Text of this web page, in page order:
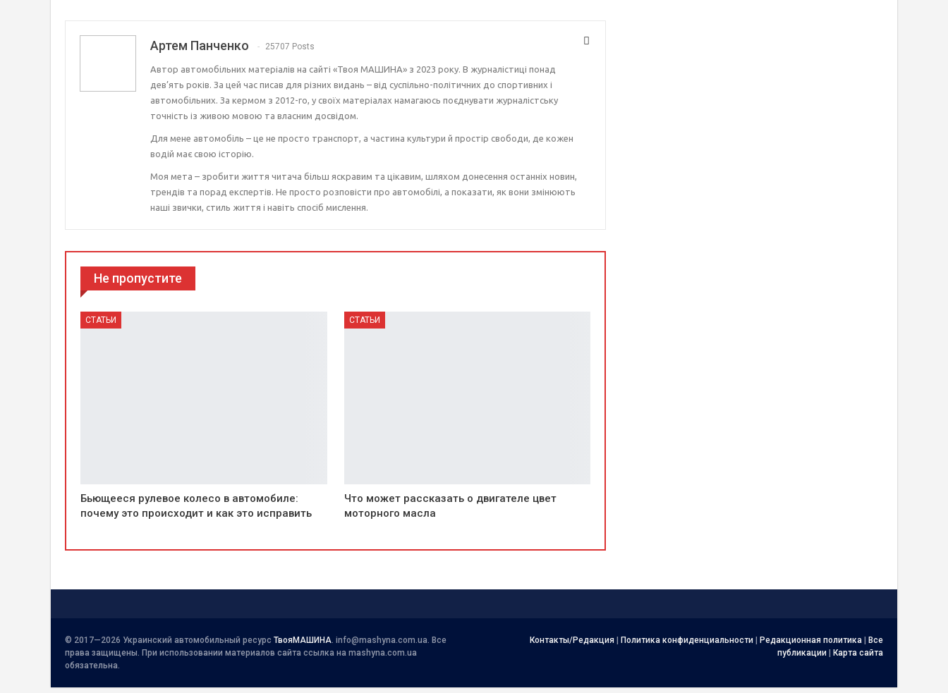
Артем Панченко 25707 Posts
Автор автомобільних матеріалів на сайті «Твоя МАШИНА» з 2023 року. В журналістиці понад
дев’ять років. За цей час писав для різних видань – від суспільно-політичних до спортивних і
автомобільних. За кермом з 2012-го, у своїх матеріалах намагаюсь поєднувати журналістську
точність із живою мовою та власним досвідом.
Для мене автомобіль – це не просто транспорт, а частина культури й простір свободи, де кожен
водій має свою історію.
Моя мета – зробити життя читача більш яскравим та цікавим, шляхом донесення останніх новин,
трендів та порад експертів. Не просто розповісти про автомобілі, а показати, як вони змінюють
наші звички, стиль життя і навіть спосіб мислення.
Не пропустите
СТАТЬИ
Бьющееся рулевое колесо в автомобиле:
почему это происходит и как это исправить
СТАТЬИ
Что может рассказать о двигателе цвет
моторного масла
© 2017—2026 Украинский автомобильный ресурс ТвояМАШИНА info@mashyna.com.ua . Все
права защищены. При использовании материалов сайта ссылка на mashyna.com.ua
обязательна.
Контакты/Редакция | Политика конфиденциальности | Редакционная политика | Все
публикации | Карта сайта